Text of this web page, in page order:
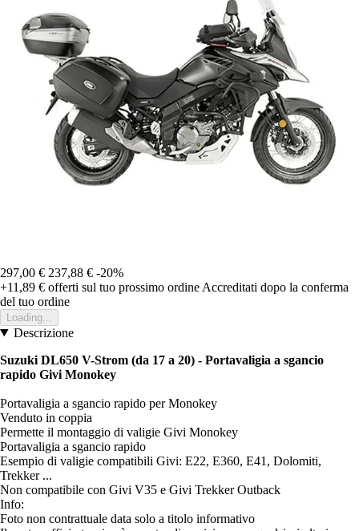
297,00 € 237,88 € -20%
+11,89 € offerti sul tuo prossimo ordine Accreditati dopo la conferma
del tuo ordine
Loading...
Descrizione
Suzuki DL650 V-Strom (da 17 a 20) - Portavaligia a sgancio
rapido Givi Monokey
Portavaligia a sgancio rapido per Monokey
Venduto in coppia
Permette il montaggio di valigie Givi Monokey
Portavaligia a sgancio rapido
Esempio di valigie compatibili Givi: E22, E360, E41, Dolomiti,
Trekker ...
Non compatibile con Givi V35 e Givi Trekker Outback
Info:
Foto non contrattuale data solo a titolo informativo